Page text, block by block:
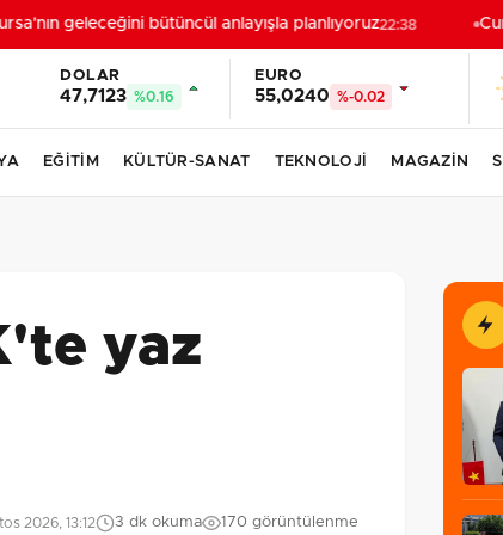
geleceğini bütüncül anlayışla planlıyoruz22:38
DOLAR
47,7123 %0.16
EURO
55,0240 %-0.02
EĞİTİM KÜLTÜR-SANAT TEKNOLOJİ MAGAZİN
yaz
2026, 13:12 3 dk okuma 170 görüntülenme